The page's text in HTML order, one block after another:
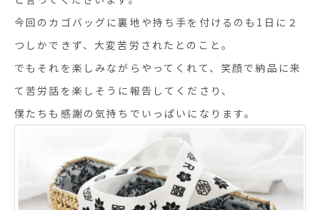
今回のカゴバッグに裏地や持ち手を付けるのも1日に２
つしかできず、大変苦労されたとのこと。
でもそれを楽しみながらやってくれて、笑顔で納品に来
て苦労話を楽しそうに報告してくださり、
僕たちも感謝の気持ちでいっぱいになります。